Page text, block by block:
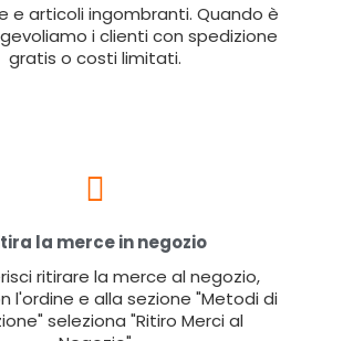
e articoli ingombranti. Quando è
i clienti con spedizione
gratis o costi limitati.
la merce in negozio
ritirare la merce al negozio,
l'ordine e alla sezione "Metodi di
seleziona "Ritiro Merci al